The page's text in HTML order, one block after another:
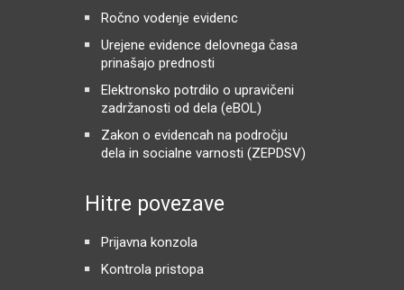
Ročno vodenje evidenc
Urejene evidence delovnega časa
prinašajo prednosti
Elektronsko potrdilo o upravičeni
zadržanosti od dela (eBOL)
Zakon o evidencah na področju
dela in socialne varnosti (ZEPDSV)
Hitre povezave
Prijavna konzola
Kontrola pristopa